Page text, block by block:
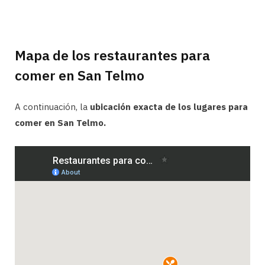
Mapa de los restaurantes para
comer en San Telmo
A continuación, la ubicación exacta de los lugares para
comer en San Telmo.